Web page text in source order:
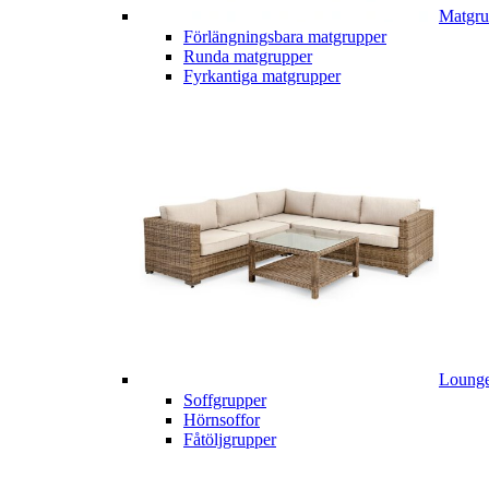
Förlängningsbara matgrupper
Runda matgrupper
Fyrkantiga matgrupper
Soffgrupper
Hörnsoffor
Fåtöljgrupper